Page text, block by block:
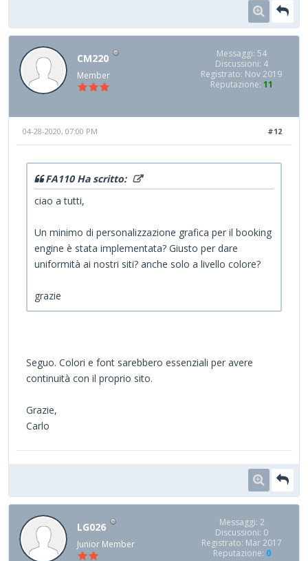
CM220
Member
Messaggi: 54
Discussioni: 4
Registrato: Nov 2019
Reputazione: 11
#12
04-28-2020, 07:00 PM
FA110 Ha scritto:
ciao a tutti,
Un minimo di personalizzazione grafica per il booking
engine è stata implementata? Giusto per dare
uniformità ai nostri siti? anche solo a livello colore?
grazie
Seguo. Colori e font sarebbero essenziali per avere
continuità con il proprio sito.
Grazie,
Carlo
LG026
Junior Member
Messaggi: 2
Discussioni: 0
Registrato: Mar 2017
Reputazione: 0